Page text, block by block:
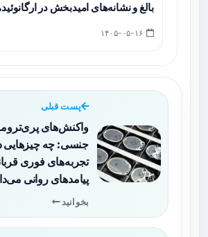
بالغ و نشانه‌های امیدبخش در
پست قبلی
واکنش‌های
جنسی: چه چیزهایی
تجربه‌های فوری
پیامدهای روانی
بخوانید